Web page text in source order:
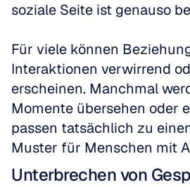
soziale Seite ist genauso
Für viele können
Interaktionen verwirrend
erscheinen. Manchmal
Momente übersehen oder
passen tatsächlich zu
Muster für Menschen mit
Unterbrechen von